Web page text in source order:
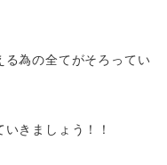
る為の全てがそろってい
きましょう！！